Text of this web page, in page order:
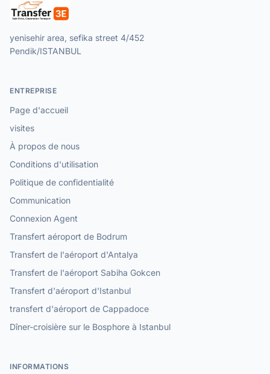
yenisehir area, sefika street 4/452
Pendik/ISTANBUL
ENTREPRISE
Page d'accueil
visites
À propos de nous
Conditions d'utilisation
Politique de confidentialité
Communication
Connexion Agent
Transfert aéroport de Bodrum
Transfert de l'aéroport d'Antalya
Transfert de l'aéroport Sabiha Gokcen
Transfert d'aéroport d'Istanbul
transfert d'aéroport de Cappadoce
Dîner-croisière sur le Bosphore à Istanbul
INFORMATIONS